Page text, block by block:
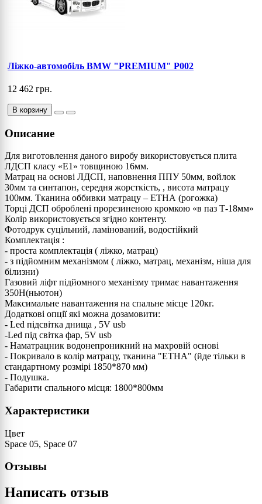
Ліжко-автомобіль BMW "PREMIUM" P002
12 462 грн.
В корзину
Описание
Для виготовлення даного виробу використовується плита
ЛДСП класу «Е1» товщиною 16мм.
Матрац на основі ЛДСП, наповнення ППУ 50мм, войлок
30мм та синтапон, середня жорсткість, , висота матрацу
100мм. Тканина оббивки матрацу – ЕТНА (рогожка)
Торці ДСП оброблені прорезиненою кромкою «в паз Т-18мм»
Колір використовується згідно контенту.
Фотодрук суцільний, ламінований, водостійкий
Комплектація :
- проста комплектація ( ліжко, матрац)
- з підйомним механізмом ( ліжко, матрац, механізм, ніша для
білизни)
Газовий ліфт підйомного механізму тримає навантаження
350Н(ньютон)
Максимальне навантаження на спальне місце 120кг.
Додаткові опції які можна дозамовити:
- Led підсвітка днища , 5V usb
-Led під світка фар, 5V usb
- Наматрацник водонепроникний на махровій основі
- Покривало в колір матрацу, тканина "ЕТНА" (йде тільки в
стандартному розмірі 1850*870 мм)
- Подушка.
Габарити спального місця: 1800*800мм
Характеристики
Цвет
Space 05, Space 07
Отзывы
Написать отзыв